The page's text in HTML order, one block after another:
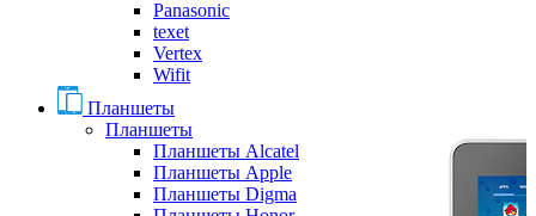
Panasonic
texet
Vertex
Wifit
Планшеты
Планшеты
Планшеты Alcatel
Планшеты Apple
Планшеты Digma